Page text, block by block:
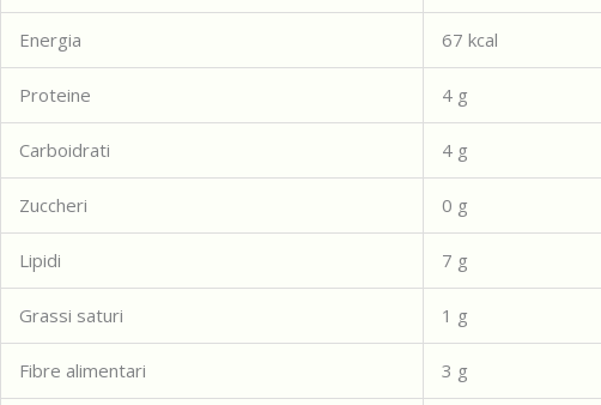
Energia 67 kcal
Proteine 4 g
Carboidrati 4 g
Zuccheri 0 g
Lipidi 7 g
Grassi saturi 1 g
Fibre alimentari 3 g